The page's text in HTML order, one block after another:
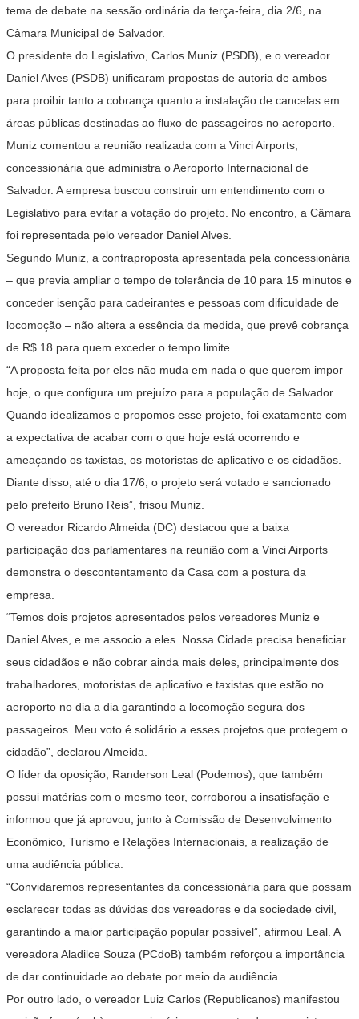
tema de debate na sessão ordinária da terça-feira, dia 2/6, na
Câmara Municipal de Salvador.
O presidente do Legislativo, Carlos Muniz (PSDB), e o vereador
Daniel Alves (PSDB) unificaram propostas de autoria de ambos
para proibir tanto a cobrança quanto a instalação de cancelas em
áreas públicas destinadas ao fluxo de passageiros no aeroporto.
Muniz comentou a reunião realizada com a Vinci Airports,
concessionária que administra o Aeroporto Internacional de
Salvador. A empresa buscou construir um entendimento com o
Legislativo para evitar a votação do projeto. No encontro, a Câmara
foi representada pelo vereador Daniel Alves.
Segundo Muniz, a contraproposta apresentada pela concessionária
– que previa ampliar o tempo de tolerância de 10 para 15 minutos e
conceder isenção para cadeirantes e pessoas com dificuldade de
locomoção – não altera a essência da medida, que prevê cobrança
de R$ 18 para quem exceder o tempo limite.
“A proposta feita por eles não muda em nada o que querem impor
hoje, o que configura um prejuízo para a população de Salvador.
Quando idealizamos e propomos esse projeto, foi exatamente com
a expectativa de acabar com o que hoje está ocorrendo e
ameaçando os taxistas, os motoristas de aplicativo e os cidadãos.
Diante disso, até o dia 17/6, o projeto será votado e sancionado
pelo prefeito Bruno Reis”, frisou Muniz.
O vereador Ricardo Almeida (DC) destacou que a baixa
participação dos parlamentares na reunião com a Vinci Airports
demonstra o descontentamento da Casa com a postura da
empresa.
“Temos dois projetos apresentados pelos vereadores Muniz e
Daniel Alves, e me associo a eles. Nossa Cidade precisa beneficiar
seus cidadãos e não cobrar ainda mais deles, principalmente dos
trabalhadores, motoristas de aplicativo e taxistas que estão no
aeroporto no dia a dia garantindo a locomoção segura dos
passageiros. Meu voto é solidário a esses projetos que protegem o
cidadão”, declarou Almeida.
O líder da oposição, Randerson Leal (Podemos), que também
possui matérias com o mesmo teor, corroborou a insatisfação e
informou que já aprovou, junto à Comissão de Desenvolvimento
Econômico, Turismo e Relações Internacionais, a realização de
uma audiência pública.
“Convidaremos representantes da concessionária para que possam
esclarecer todas as dúvidas dos vereadores e da sociedade civil,
garantindo a maior participação popular possível”, afirmou Leal. A
vereadora Aladilce Souza (PCdoB) também reforçou a importância
de dar continuidade ao debate por meio da audiência.
Por outro lado, o vereador Luiz Carlos (Republicanos) manifestou